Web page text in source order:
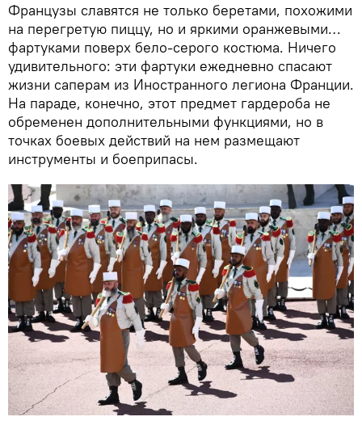
Французы славятся не только беретами, похожими
на перегретую пиццу, но и яркими оранжевыми…
фартуками поверх бело-серого костюма. Ничего
удивительного: эти фартуки ежедневно спасают
жизни саперам из Иностранного легиона Франции.
На параде, конечно, этот предмет гардероба не
обременен дополнительными функциями, но в
точках боевых действий на нем размещают
инструменты и боеприпасы.